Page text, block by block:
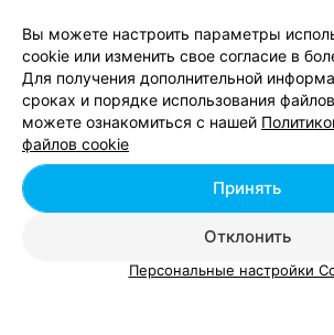
Пользовательское
Написать в поддержку
Связаться по вопросам
Написать руководителю
Обработка персональных
© 2026 ООО «Артокс Лаб», УНП 191700409,
Вы можете настроить параметры
cookie или изменить свое согласие в
Для получения дополнительной
сроках и порядке использования
можете ознакомиться с нашей
файлов cookie
Отклонить
Принять
Персональные настройки